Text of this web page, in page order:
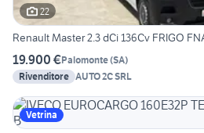
22
Renault Master 2.3 dCi 136Cv FRIGO
19.900 €Palomonte(SA)
Rivenditore AUTO 2C SRL
Vetrina